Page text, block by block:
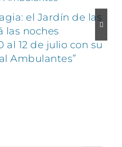
el Jardín de las
las noches
al 12 de julio con su
Ambulantes”